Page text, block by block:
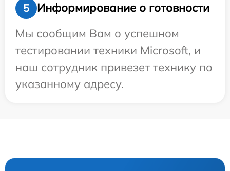
5
Информирование о готовности
Мы сообщим Вам о успешном
тестировании техники Microsoft, и
наш сотрудник привезет технику по
указанному адресу.